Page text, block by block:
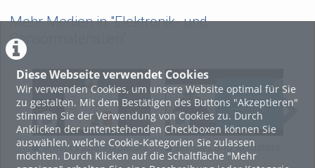
Diese Webseite verwendet Cookies
Wir verwenden Cookies, um unsere Website optimal für Sie
zu gestalten. Mit dem Bestätigen des Buttons "Akzeptieren"
stimmen Sie der Verwendung von Cookies zu. Durch
Anklicken der untenstehenden Checkboxen können Sie
auswählen, welche Cookie-Kategorien Sie zulassen
möchten. Durch Klicken auf die Schaltfläche "Mehr
eines Magneten gemessen.
Tags:
Kategorien:
Werkstoffwissenschaften
Mehr Medien in "Elektronik- und
Sensormaterialien"
Sensors and Actuators
Lecture 9
Sensors and Actuators
Lecture 8